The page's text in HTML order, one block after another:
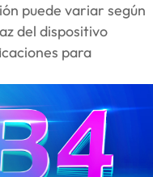
puede variar según
del dispositivo
para